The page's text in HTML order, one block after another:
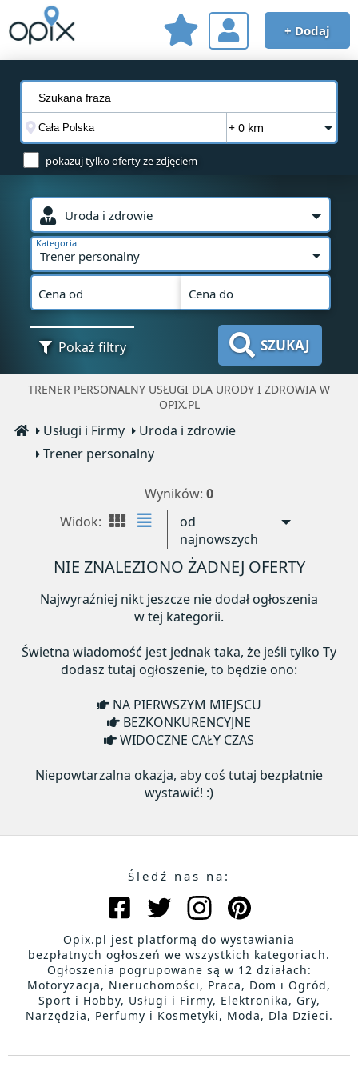
+ Dodaj
+ 0 km
pokazuj tylko oferty ze zdjęciem
Uroda i zdrowie
Trener personalny
Kategoria
Cena od Cena do
Pokaż filtry SZUKAJ
TRENER PERSONALNY USŁUGI DLA URODY I ZDROWIA W
OPIX.PL
Usługi i Firmy
Uroda i zdrowie
Trener personalny
Wyników: 0
Widok:
od
najnowszych
NIE ZNALEZIONO ŻADNEJ OFERTY
Najwyraźniej nikt jeszcze nie dodał ogłoszenia
w tej kategorii.
Świetna wiadomość jest jednak taka, że jeśli tylko Ty
dodasz tutaj ogłoszenie, to będzie ono:
NA PIERWSZYM MIEJSCU
BEZKONKURENCYJNE
WIDOCZNE CAŁY CZAS
Niepowtarzalna okazja, aby coś tutaj bezpłatnie
wystawić! :)
Śledź nas na:
Opix.pl jest platformą do wystawiania
bezpłatnych ogłoszeń we wszystkich kategoriach.
Ogłoszenia pogrupowane są w 12 działach:
Motoryzacja, Nieruchomości, Praca, Dom i Ogród,
Sport i Hobby, Usługi i Firmy, Elektronika, Gry,
Narzędzia, Perfumy i Kosmetyki, Moda, Dla Dzieci.